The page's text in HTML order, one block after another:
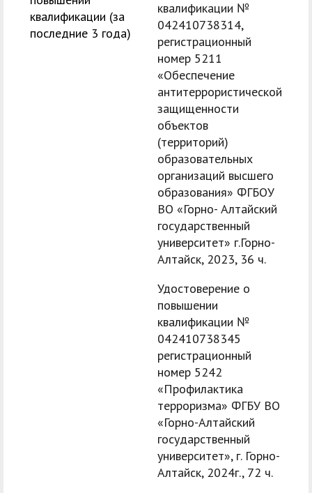
квалификации (за
последние 3 года)
квалификации №
042410738314,
регистрационный
номер 5211
«Обеспечение
антитеррористической
защищенности
объектов
(территорий)
образовательных
организаций высшего
образования» ФГБОУ
ВО «Горно- Алтайский
государственный
университет» г.Горно-
Алтайск, 2023, 36 ч.
Удостоверение о
повышении
квалификации №
042410738345
регистрационный
номер 5242
«Профилактика
терроризма» ФГБУ ВО
«Горно-Алтайский
государственный
университет», г. Горно-
Алтайск, 2024г., 72 ч.